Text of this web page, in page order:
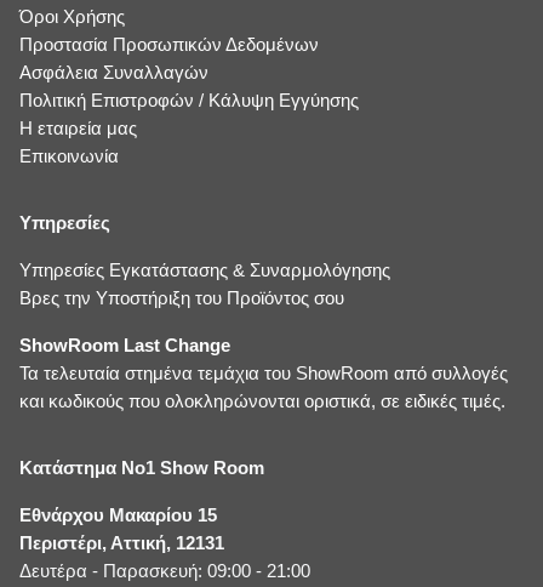
Όροι Χρήσης
Προστασία Προσωπικών Δεδομένων
Ασφάλεια Συναλλαγών
Πολιτική Επιστροφών / Κάλυψη Εγγύησης
Η εταιρεία μας
Επικοινωνία
Υπηρεσίες
Υπηρεσίες Εγκατάστασης & Συναρμολόγησης
Βρες την Υποστήριξη του Προϊόντος σου
ShowRoom Last Change
Τα τελευταία στημένα τεμάχια του ShowRoom από συλλογές
και κωδικούς που ολοκληρώνονται οριστικά, σε ειδικές τιμές.
Κατάστημα No1 Show Room
Εθνάρχου Μακαρίου 15
Περιστέρι, Αττική, 12131
Δευτέρα - Παρασκευή: 09:00 - 21:00